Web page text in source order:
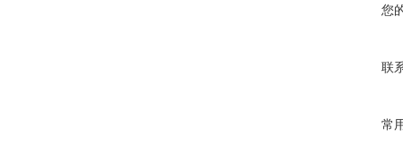
您
联
常